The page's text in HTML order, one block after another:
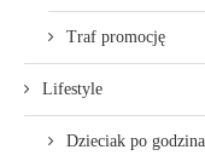
Traf promocję
Lifestyle
Dzieciak po